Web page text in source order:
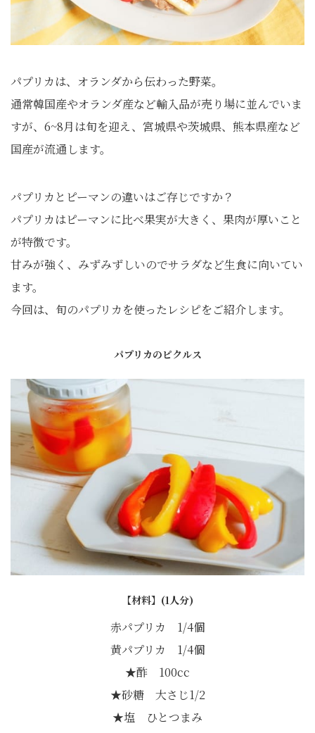
パプリカは、オランダから伝わった野菜。
通常韓国産やオランダ産など輸入品が売り場に並んでいま
すが、6~8月は旬を迎え、宮城県や茨城県、熊本県産など
国産が流通します。
パプリカとピーマンの違いはご存じですか？
パプリカはピーマンに比べ果実が大きく、果肉が厚いこと
が特徴です。
甘みが強く、みずみずしいのでサラダなど生食に向いてい
ます。
今回は、旬のパプリカを使ったレシピをご紹介します。
パプリカのピクルス
【材料】(1人分)
赤パプリカ 1/4個
黄パプリカ 1/4個
★酢 100cc
★砂糖 大さじ1/2
★塩 ひとつまみ